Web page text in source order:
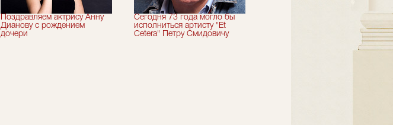
Поздравляем актрису Анну
Дианову с рождением
дочери
Сегодня 73 года могло бы
исполниться артисту "Et
Cetera" Петру Смидовичу
отмечает актер "Et Cetera" -